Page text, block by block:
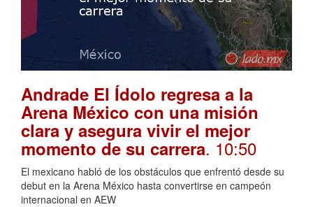
Andrade El Ídolo regresa a la
Arena México con una misión
clara y asegura vivir el mejor
momento de su carrera. 10:50
El mexicano habló de los obstáculos que enfrentó desde su
debut en la Arena México hasta convertirse en campeón
internacional en AEW